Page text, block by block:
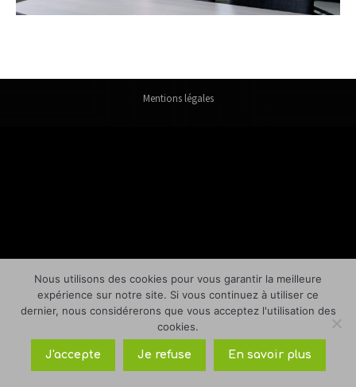
Mentions légales
Nous utilisons des cookies pour vous garantir la meilleure
expérience sur notre site. Si vous continuez à utiliser ce
dernier, nous considérerons que vous acceptez l'utilisation des
cookies.
J'accepte Je refuse En savoir plus